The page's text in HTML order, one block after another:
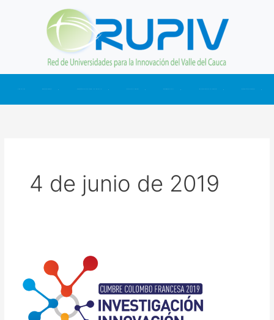
4 de junio de 2019
Junio/14